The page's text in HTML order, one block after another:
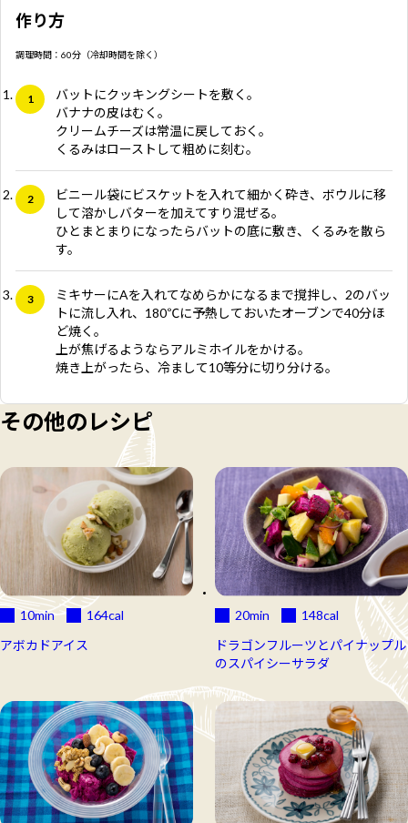
作り方
調理時間：60分（冷却時間を除く）
バットにクッキングシートを敷く。
バナナの皮はむく。
クリームチーズは常温に戻しておく。
くるみはローストして粗めに刻む。
ビニール袋にビスケットを入れて細かく砕き、ボウルに移
して溶かしバターを加えてすり混ぜる。
ひとまとまりになったらバットの底に敷き、くるみを散ら
す。
ミキサーにAを入れてなめらかになるまで撹拌し、2のバッ
トに流し入れ、180℃に予熱しておいたオーブンで40分ほ
ど焼く。
上が焦げるようならアルミホイルをかける。
焼き上がったら、冷まして10等分に切り分ける。
その他のレシピ
10min 164cal
アボカドアイス
20min 148cal
ドラゴンフルーツとパイナップル
のスパイシーサラダ